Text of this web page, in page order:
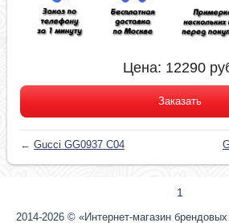
Цена: 12290
Заказать
←Gucci GG0937 C04
1
2014-2026 © «Интернет-магазин